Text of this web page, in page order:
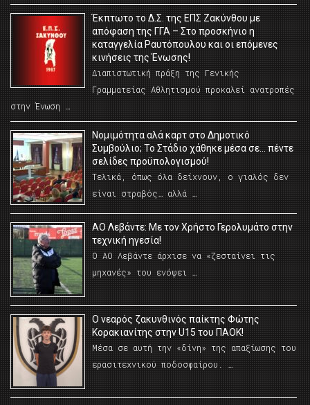
Έκπτωτο το Δ.Σ. της ΕΠΣ Ζακύνθου με
απόφαση της ΓΓΑ – Στο προσκήνιο η
καταγγελία Ραυτόπουλου και οι επόμενες
κινήσεις της Ένωσης!
Διαπιστωτική πράξη της Γενικής
Γραμματείας Αθλητισμού προκαλεί ανατροπές
στην Ένωση …
Νομιμότητα αλά καρτ στο Δημοτικό
Συμβούλιο; Το Στάδιο χάθηκε μέσα σε… πέντε
σελίδες προϋπολογισμού!
Τελικά, όπως όλα δείχνουν, ο γιαλός δεν
είναι στραβός… αλλά …
ΑΟ Λεβάντε: Με τον Χρήστο Γερολυμάτο στην
τεχνική ηγεσία!
Ο ΑΟ Λεβάντε άρχισε να «ζεσταίνει τις
μηχανές» του ενόψει …
O νεαρός ζακυνθινός παίκτης Φώτης
Κορακιανίτης στην U15 του ΠΑΟΚ!
Μέσα σε αυτή την «δίνη» της απαξίωσης του
ερασιτεχνικού ποδοσφαίρου. …